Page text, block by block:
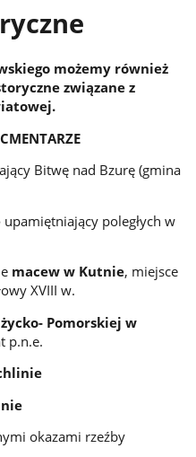
możemy również
związane z
Bitwę nad Bzurę (gmina
upamiętniający poległych w
macew w Kutnie, miejsce
XVIII w.
Pomorskiej w
p.n.e.
okazami rzeźby